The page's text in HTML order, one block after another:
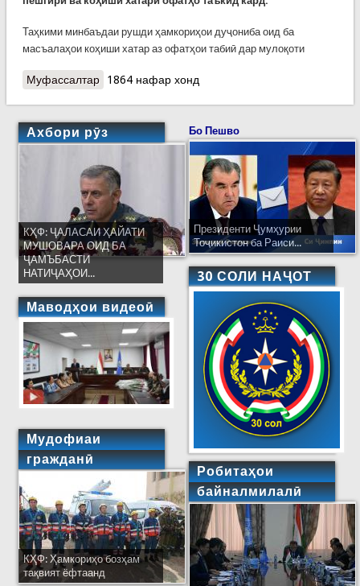
Таҳкими минбаъдаи рушди ҳамкориҳои дуҷониба оид ба
масъалаҳои коҳиши хатар аз офатҳои табиӣ дар мулоқоти
Муфассалтаро Мулоқоти генерал Назарзода бо ҳайати
1864 нафар хонд
Ахбори рӯз
КҲФ: ҶАЛАСАИ ҲАЙАТИ
МУШОВАРА ОИД БА
ҶАМЪБАСТИ
НАТИҶАҲОИ...
Маводҳои видеоӣ
Мудофиаи
гражданӣ
КҲФ: Ҳамкориҳо бозҳам
тақвият ёфтаанд
Бо Пешво
Президенти Ҷумҳурии
Тоҷикистон ба Раиси...
30 СОЛИ НАҶОТ
Робитаҳои
байналмилалӣ